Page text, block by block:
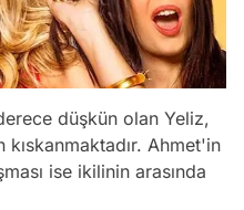
düşkün olan Yeliz,
Ahmet'in
ise ikilinin arasında